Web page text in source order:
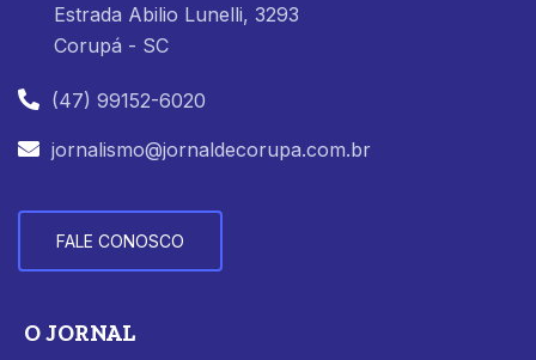
Estrada Abilio Lunelli, 3293
Corupá - SC
(47) 99152-6020
jornalismo@jornaldecorupa.com.br
FALE CONOSCO
O JORNAL